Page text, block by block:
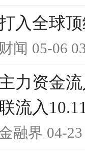
入全球
财闻 05-06
主力资金
流入
融界 04-